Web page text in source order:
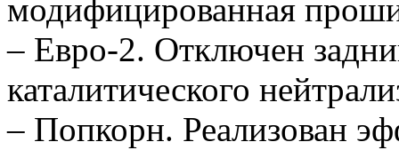
модифицированная
– Евро-2. Отключен
каталитического
– Попкорн. Реализован